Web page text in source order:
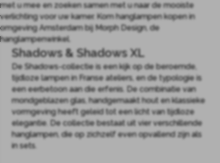
met u mee en zoeken samen met u naar de mooiste
verlichting voor uw kamer. Kom hanglampen kopen in
omgeving Amsterdam bij Morph Design, de
hanglampenwinkel.
Shadows & Shadows XL
De Shadows-collectie is een kijk op de beroemde,
tijdloze lampen in Franse ateliers, en de typologie is
een eerbetoon aan die erfenis. De combinatie van
mondgeblazen glas, handgemaakt hout en klassieke
vormgeving heeft geleid tot een licht van tijdloze
elegantie. De collectie bestaat uit vier verschillende
hanglampen, die op zichzelf even opvallend zijn als
in sets.